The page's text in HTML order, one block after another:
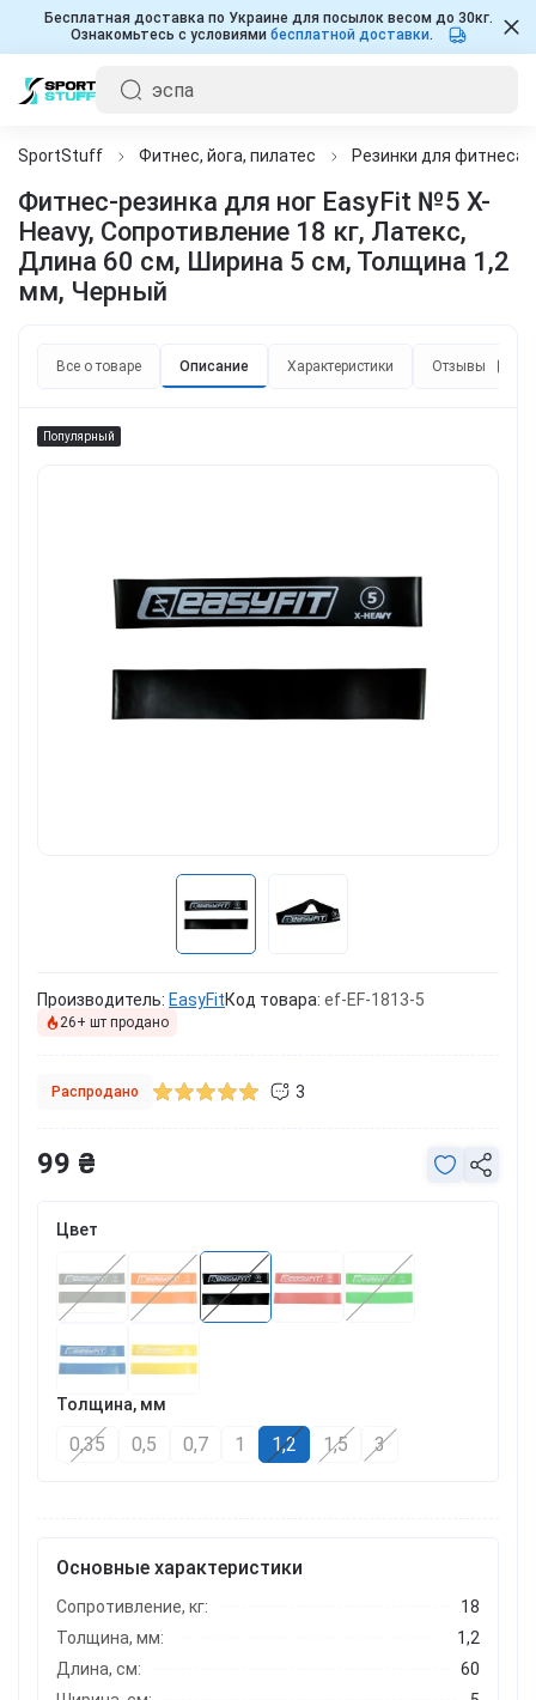
Бесплатная доставка по Украине для посылок весом до 30кг.
Ознакомьтесь с условиями бесплатной доставки.
SportStuff Фитнес, йога, пилатес Резинки для фитнеса
Фитнес-резинка для ног EasyFit №5 X-
Heavy, Сопротивление 18 кг, Латекс,
Длина 60 см, Ширина 5 см, Толщина 1,2
мм, Черный
Все о товаре Описание Характеристики Отзывы
Популярный
Производитель: EasyFitКод товара: ef-EF-1813-5
26+ шт продано
Распродано 3
Цвет
Толщина, мм
0,35 0,5 0,7 1 1,2 1,5 3
Основные характеристики
Сопротивление, кг:
18
Толщина, мм:
1,2
Длина, см:
60
99 ₴